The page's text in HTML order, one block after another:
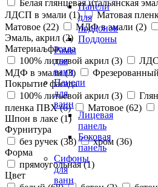
Панели
для
поддонов
Поддоны
Рамы
для
ванн
Панели
для
ванн
Лицевая
панель
Боковая
панель
Сифоны
для
ванн
Белая глянцевая итальянская
ЛДСП в эмали (1) Матовая
Матовое (22) МДФ в эмали (2)
Эмаль, акрил (2)
Материал фасада
100% литьевой акрил (3)
МДФ в эмали (3)
Покрытие фасада
100% литьевой акрил (3)
пленка ПВХ (6) Матовое (62)
Шпон в лаке (1)
Фурнитура
без ручек (38) хром (36)
Форма
прямоугольная (1)
Цвет